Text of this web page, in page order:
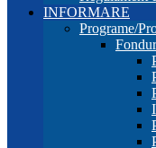
INFORMARE
Programe/